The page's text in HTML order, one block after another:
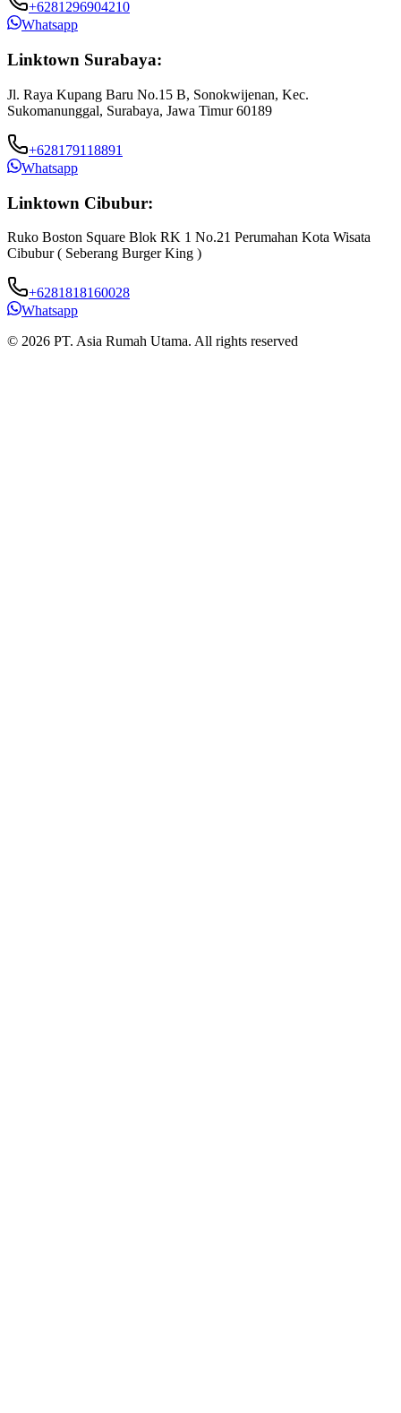
+6281296904210
Whatsapp
Linktown Surabaya:
Jl. Raya Kupang Baru No.15 B, Sonokwijenan, Kec.
Sukomanunggal, Surabaya, Jawa Timur 60189
+628179118891
Whatsapp
Linktown Cibubur:
Ruko Boston Square Blok RK 1 No.21 Perumahan Kota Wisata
Cibubur ( Seberang Burger King )
+6281818160028
Whatsapp
© 2026 PT. Asia Rumah Utama. All rights reserved